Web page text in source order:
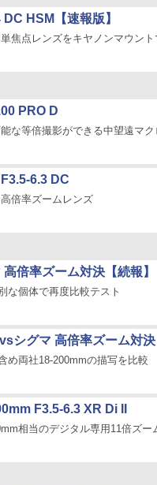
HSM【速報版】
焦点レンズをキヤノンマウント
PRO D
な等倍撮影ができる中望遠マ
6.3 DC
倍率ズームレンズ
倍率ズーム対決【続報】
な個体で再度比較テスト
シグマ 高倍率ズーム対決
め両社18-200mmの描写を比較
F3.5-6.3 XR Di II
相当のデジタル専用11倍ズー